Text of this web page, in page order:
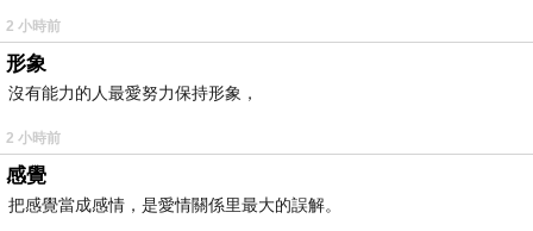
2 小時前
形象
沒有能力的人最愛努力保持形象，
2 小時前
感覺
把感覺當成感情，是愛情關係里最大的誤解。